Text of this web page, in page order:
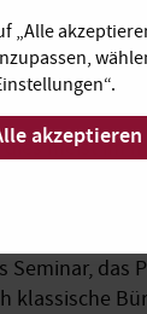
meist im
haben, in
dies
wir auch für
Seminar, das
klassische
„Alle
akzeptieren